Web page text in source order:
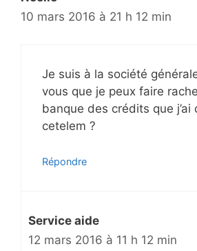
10 mars 2016 à 21 h 12 min
Je suis à la société
vous que je peux faire
banque des crédits que j’ai
cetelem ?
Répondre
Service aide
12 mars 2016 à 11 h 12 min